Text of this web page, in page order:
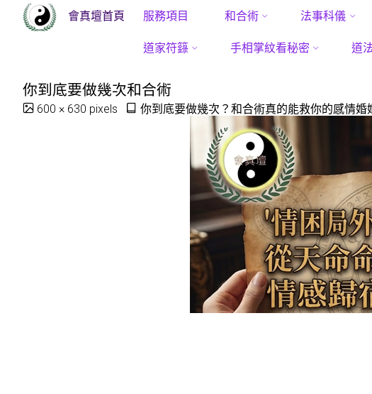
會真壇首頁 Skip
content
服務項目 和合術 法事科儀
道家符籙 手相掌紋看秘密 道
Home你到底要做
你到底要做幾次和合術
Full600 × 630 pixels 你到底要做幾次？和合術真的能救你的感情婚